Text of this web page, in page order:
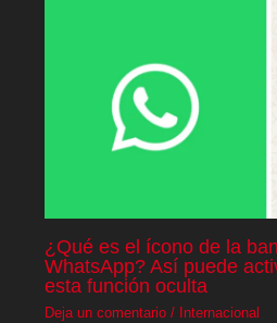
¿Qué es el ícono de la
WhatsApp? Así puede
esta función oculta
Deja un comentario / Internacional